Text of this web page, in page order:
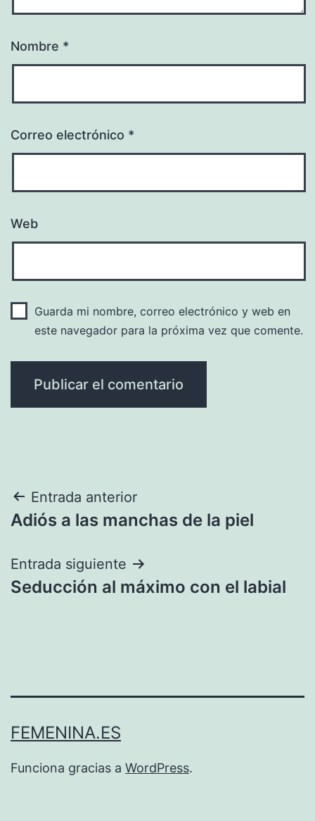
Nombre *
Correo electrónico *
Web
Guarda mi nombre, correo electrónico y web en
este navegador para la próxima vez que comente.
Navegación
de
entradas
Entrada anterior
Adiós a las manchas de la piel
Entrada siguiente
Seducción al máximo con el labial
FEMENINA.ES
Funciona gracias a WordPress.